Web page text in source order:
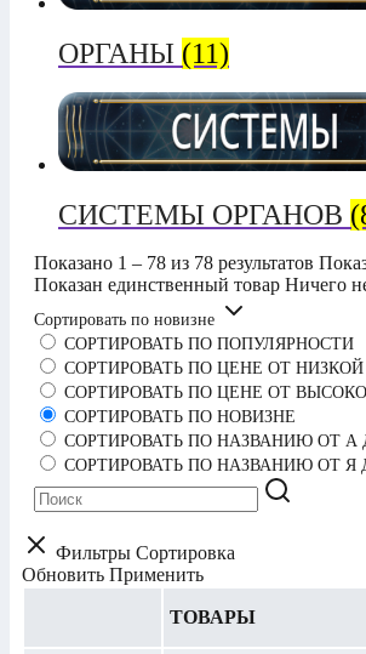
ОРГАНЫ (11)
СИСТЕМЫ ОРГАНОВ
Показано 1 – 78 из 78 результатов
Показан единственный товар Ничего
Сортировать по новизне
СОРТИРОВАТЬ ПО ПОПУЛЯРНОСТИ
СОРТИРОВАТЬ ПО ЦЕНЕ ОТ
СОРТИРОВАТЬ ПО ЦЕНЕ ОТ
СОРТИРОВАТЬ ПО НОВИЗНЕ
СОРТИРОВАТЬ ПО НАЗВАНИЮ ОТ А
СОРТИРОВАТЬ ПО НАЗВАНИЮ ОТ Я
Фильтры Сортировка
Обновить Применить
ТОВАРЫ